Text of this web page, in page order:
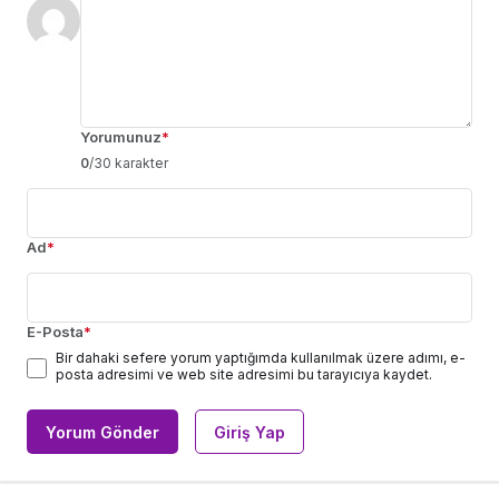
Yorumunuz*
0/30 karakter
Ad*
E-Posta*
Bir dahaki sefere yorum yaptığımda kullanılmak üzere adımı, e-
posta adresimi ve web site adresimi bu tarayıcıya kaydet.
Yorum Gönder Giriş Yap